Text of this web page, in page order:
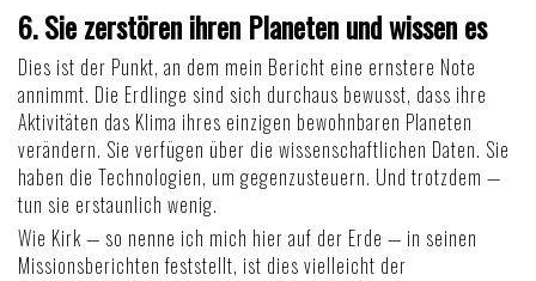
6. Sie zerstören ihren Planeten und wissen es
Dies ist der Punkt, an dem mein Bericht eine ernstere Note
annimmt. Die Erdlinge sind sich durchaus bewusst, dass ihre
Aktivitäten das Klima ihres einzigen bewohnbaren Planeten
verändern. Sie verfügen über die wissenschaftlichen Daten. Sie
haben die Technologien, um gegenzusteuern. Und trotzdem —
tun sie erstaunlich wenig.
Wie Kirk — so nenne ich mich hier auf der Erde — in seinen
Missionsberichten feststellt, ist dies vielleicht der